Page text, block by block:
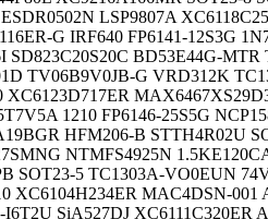
LSP9807A
G IRF640 FP6141-12S3G
BD53E44G-MTR
TV06B9V0JB-G VRD312K
1210 FP6146-25S5G
HFM206-B STTH4R02U
NTMFS4925N
SOT23-5 TC1303A-VO0EUN
XC6104H234ER MAC4DSN-001
SiA527DJ XC6111C320ER